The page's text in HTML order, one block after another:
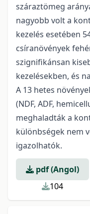
száraztömeg
nagyobb volt a
kezelés esetében
csíranövények
szignifikánsan
kezelésekben, és
A 13 hetes
(NDF, ADF,
meghaladták a
különbségek nem
igazolhatók.
pdf (Angol)
104